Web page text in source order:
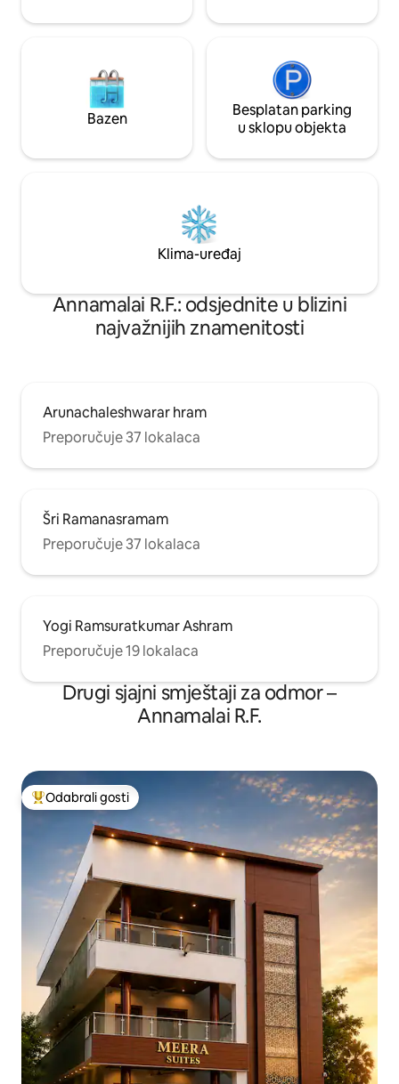
Bazen
Besplatan parking
u sklopu objekta
Klima-uređaj
Annamalai R.F.: odsjednite u blizini
najvažnijih znamenitosti
Arunachaleshwarar hram
Preporučuje 37 lokalaca
Šri Ramanasramam
Preporučuje 37 lokalaca
Yogi Ramsuratkumar Ashram
Preporučuje 19 lokalaca
Drugi sjajni smještaji za odmor –
Annamalai R.F.
Među najviše rangiranima s oznakom „Odabrali gosti”
Odabrali gosti